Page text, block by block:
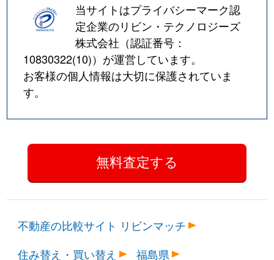
当サイトはプライバシーマーク認
定企業のリビン・テクノロジーズ
株式会社（認証番号：
10830322(10)）が運営しています。
お客様の個人情報は大切に保護されていま
す。
不動産の比較サイト リビンマッチ
住み替え・買い替え
福島県